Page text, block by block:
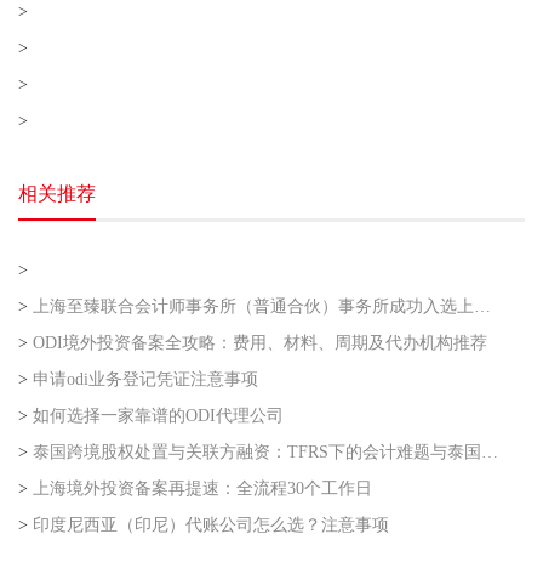
>
>
>
>
相关推荐
>
> 上海至臻联合会计师事务所（普通合伙）事务所成功入选上海市企业走出去专业服务联盟第二批
> ODI境外投资备案全攻略：费用、材料、周期及代办机构推荐
> 申请odi业务登记凭证注意事项
> 如何选择一家靠谱的ODI代理公司
> 泰国跨境股权处置与关联方融资：TFRS下的会计难题与泰国利得税的“资本与收益”之争
> 上海境外投资备案再提速：全流程30个工作日
> 印度尼西亚（印尼）代账公司怎么选？注意事项